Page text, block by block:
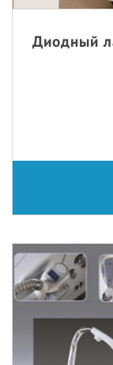
Диодный